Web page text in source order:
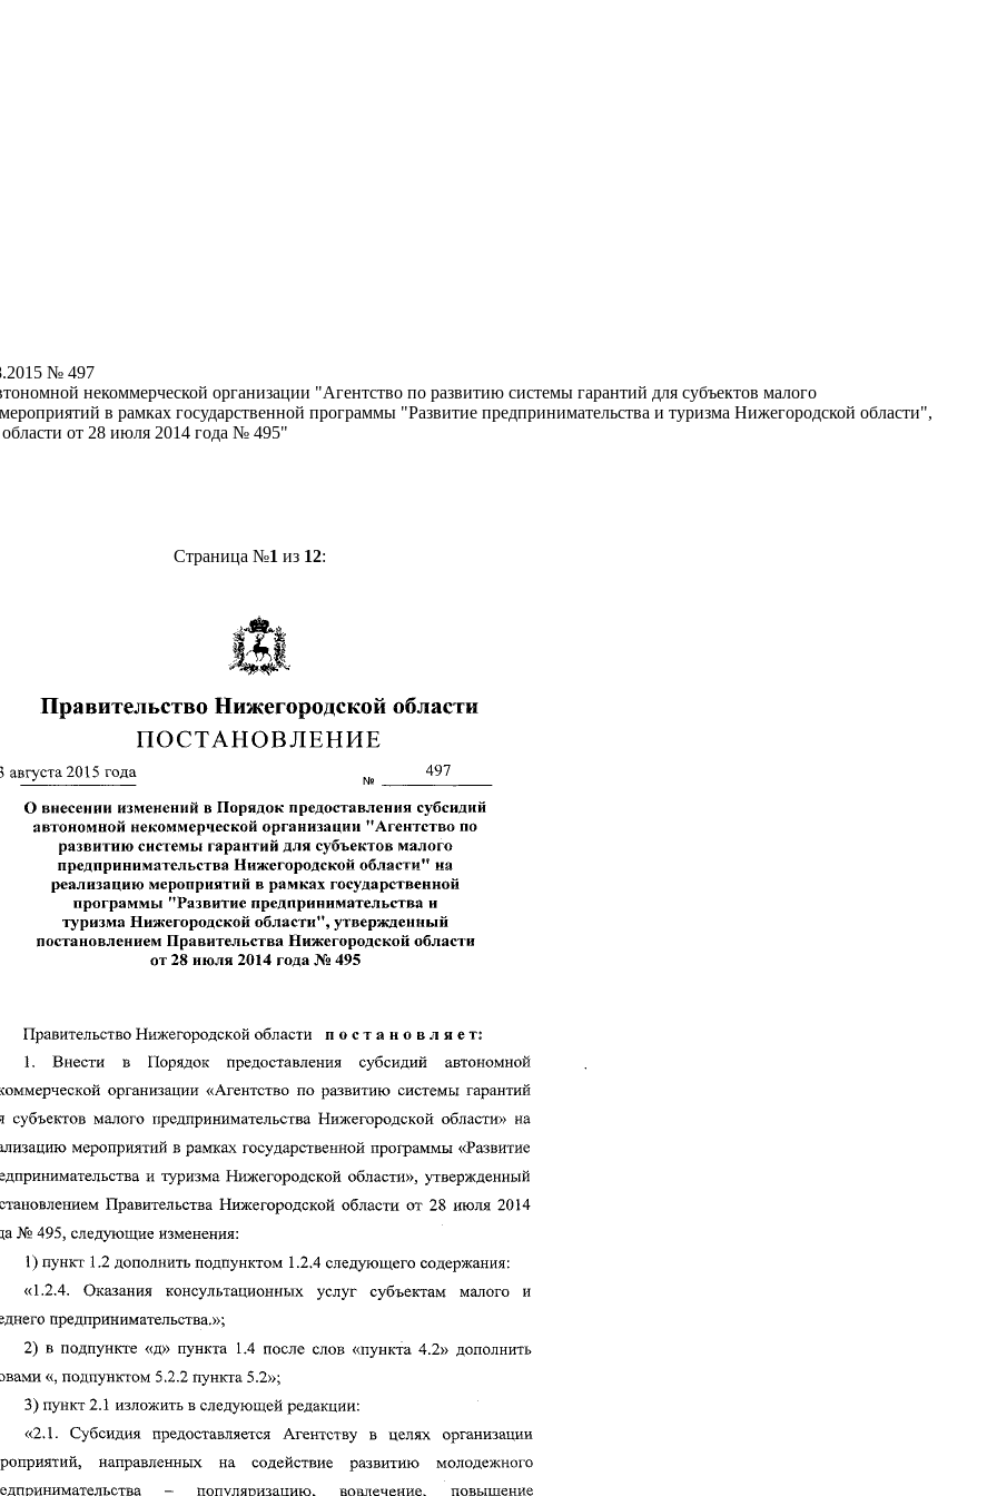
№ 497
некоммерческой организации "Агентство по развитию системы гарантий для субъектов малого
в рамках государственной программы "Развитие предпринимательства и туризма Нижегородской области",
от 28 июля 2014 года № 495"
Страница №1 из 12: